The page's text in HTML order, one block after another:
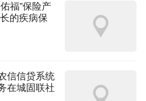
福”保险产
的疾病保
信信贷系统
在城固联社